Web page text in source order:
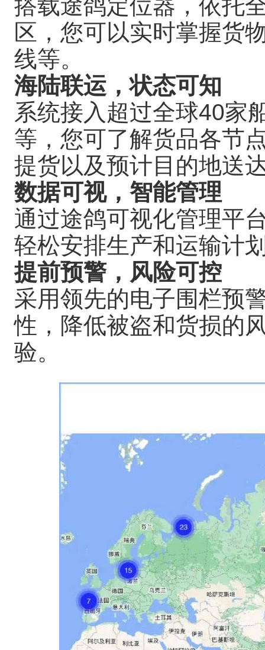
搭载途鸽定位器，依托
区，您可以实时掌握货
线等。
海陆联运，状态可知
系统接入超过全球40家
等，您可了解货品各节
提货以及预计目的地送
数据可视，智能管理
通过途鸽可视化管理平
轻松安排生产和运输计
提前预警，风险可控
采用领先的电子围栏预
性，降低被盗和货损的
验。